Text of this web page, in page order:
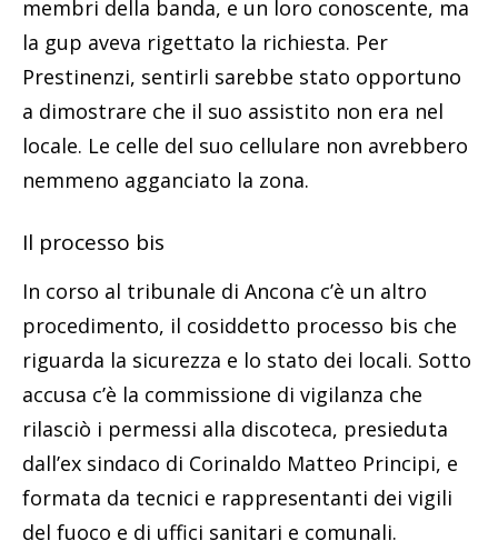
membri della banda, e un loro conoscente, ma
la gup aveva rigettato la richiesta. Per
Prestinenzi, sentirli sarebbe stato opportuno
a dimostrare che il suo assistito non era nel
locale. Le celle del suo cellulare non avrebbero
nemmeno agganciato la zona.
Il processo bis
In corso al tribunale di Ancona c’è un altro
procedimento, il cosiddetto processo bis che
riguarda la sicurezza e lo stato dei locali. Sotto
accusa c’è la commissione di vigilanza che
rilasciò i permessi alla discoteca, presieduta
dall’ex sindaco di Corinaldo Matteo Principi, e
formata da tecnici e rappresentanti dei vigili
del fuoco e di uffici sanitari e comunali.